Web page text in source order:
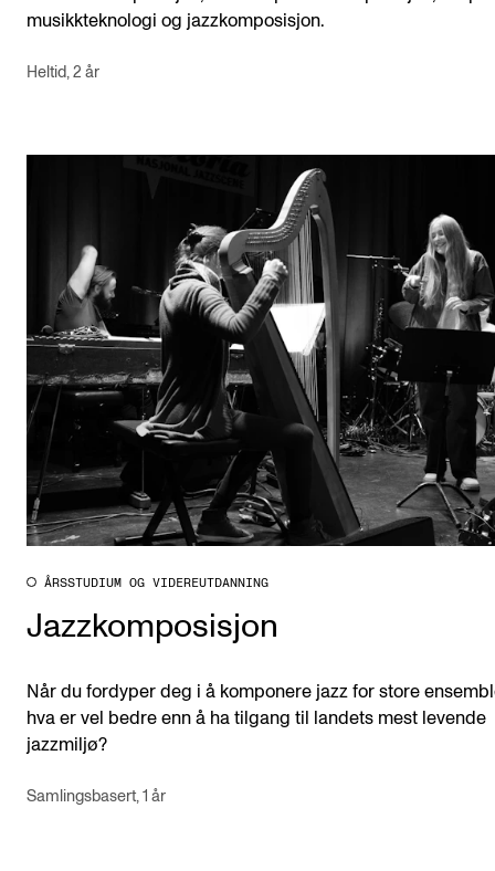
musikkteknologi og jazzkomposisjon.
Heltid, 2 år
ÅRSSTUDIUM OG VIDEREUTDANNING
Jazzkomposisjon
Når du fordyper deg i å komponere jazz for store
hva er vel bedre enn å ha tilgang til landets mest levende
jazzmiljø?
Samlingsbasert, 1 år